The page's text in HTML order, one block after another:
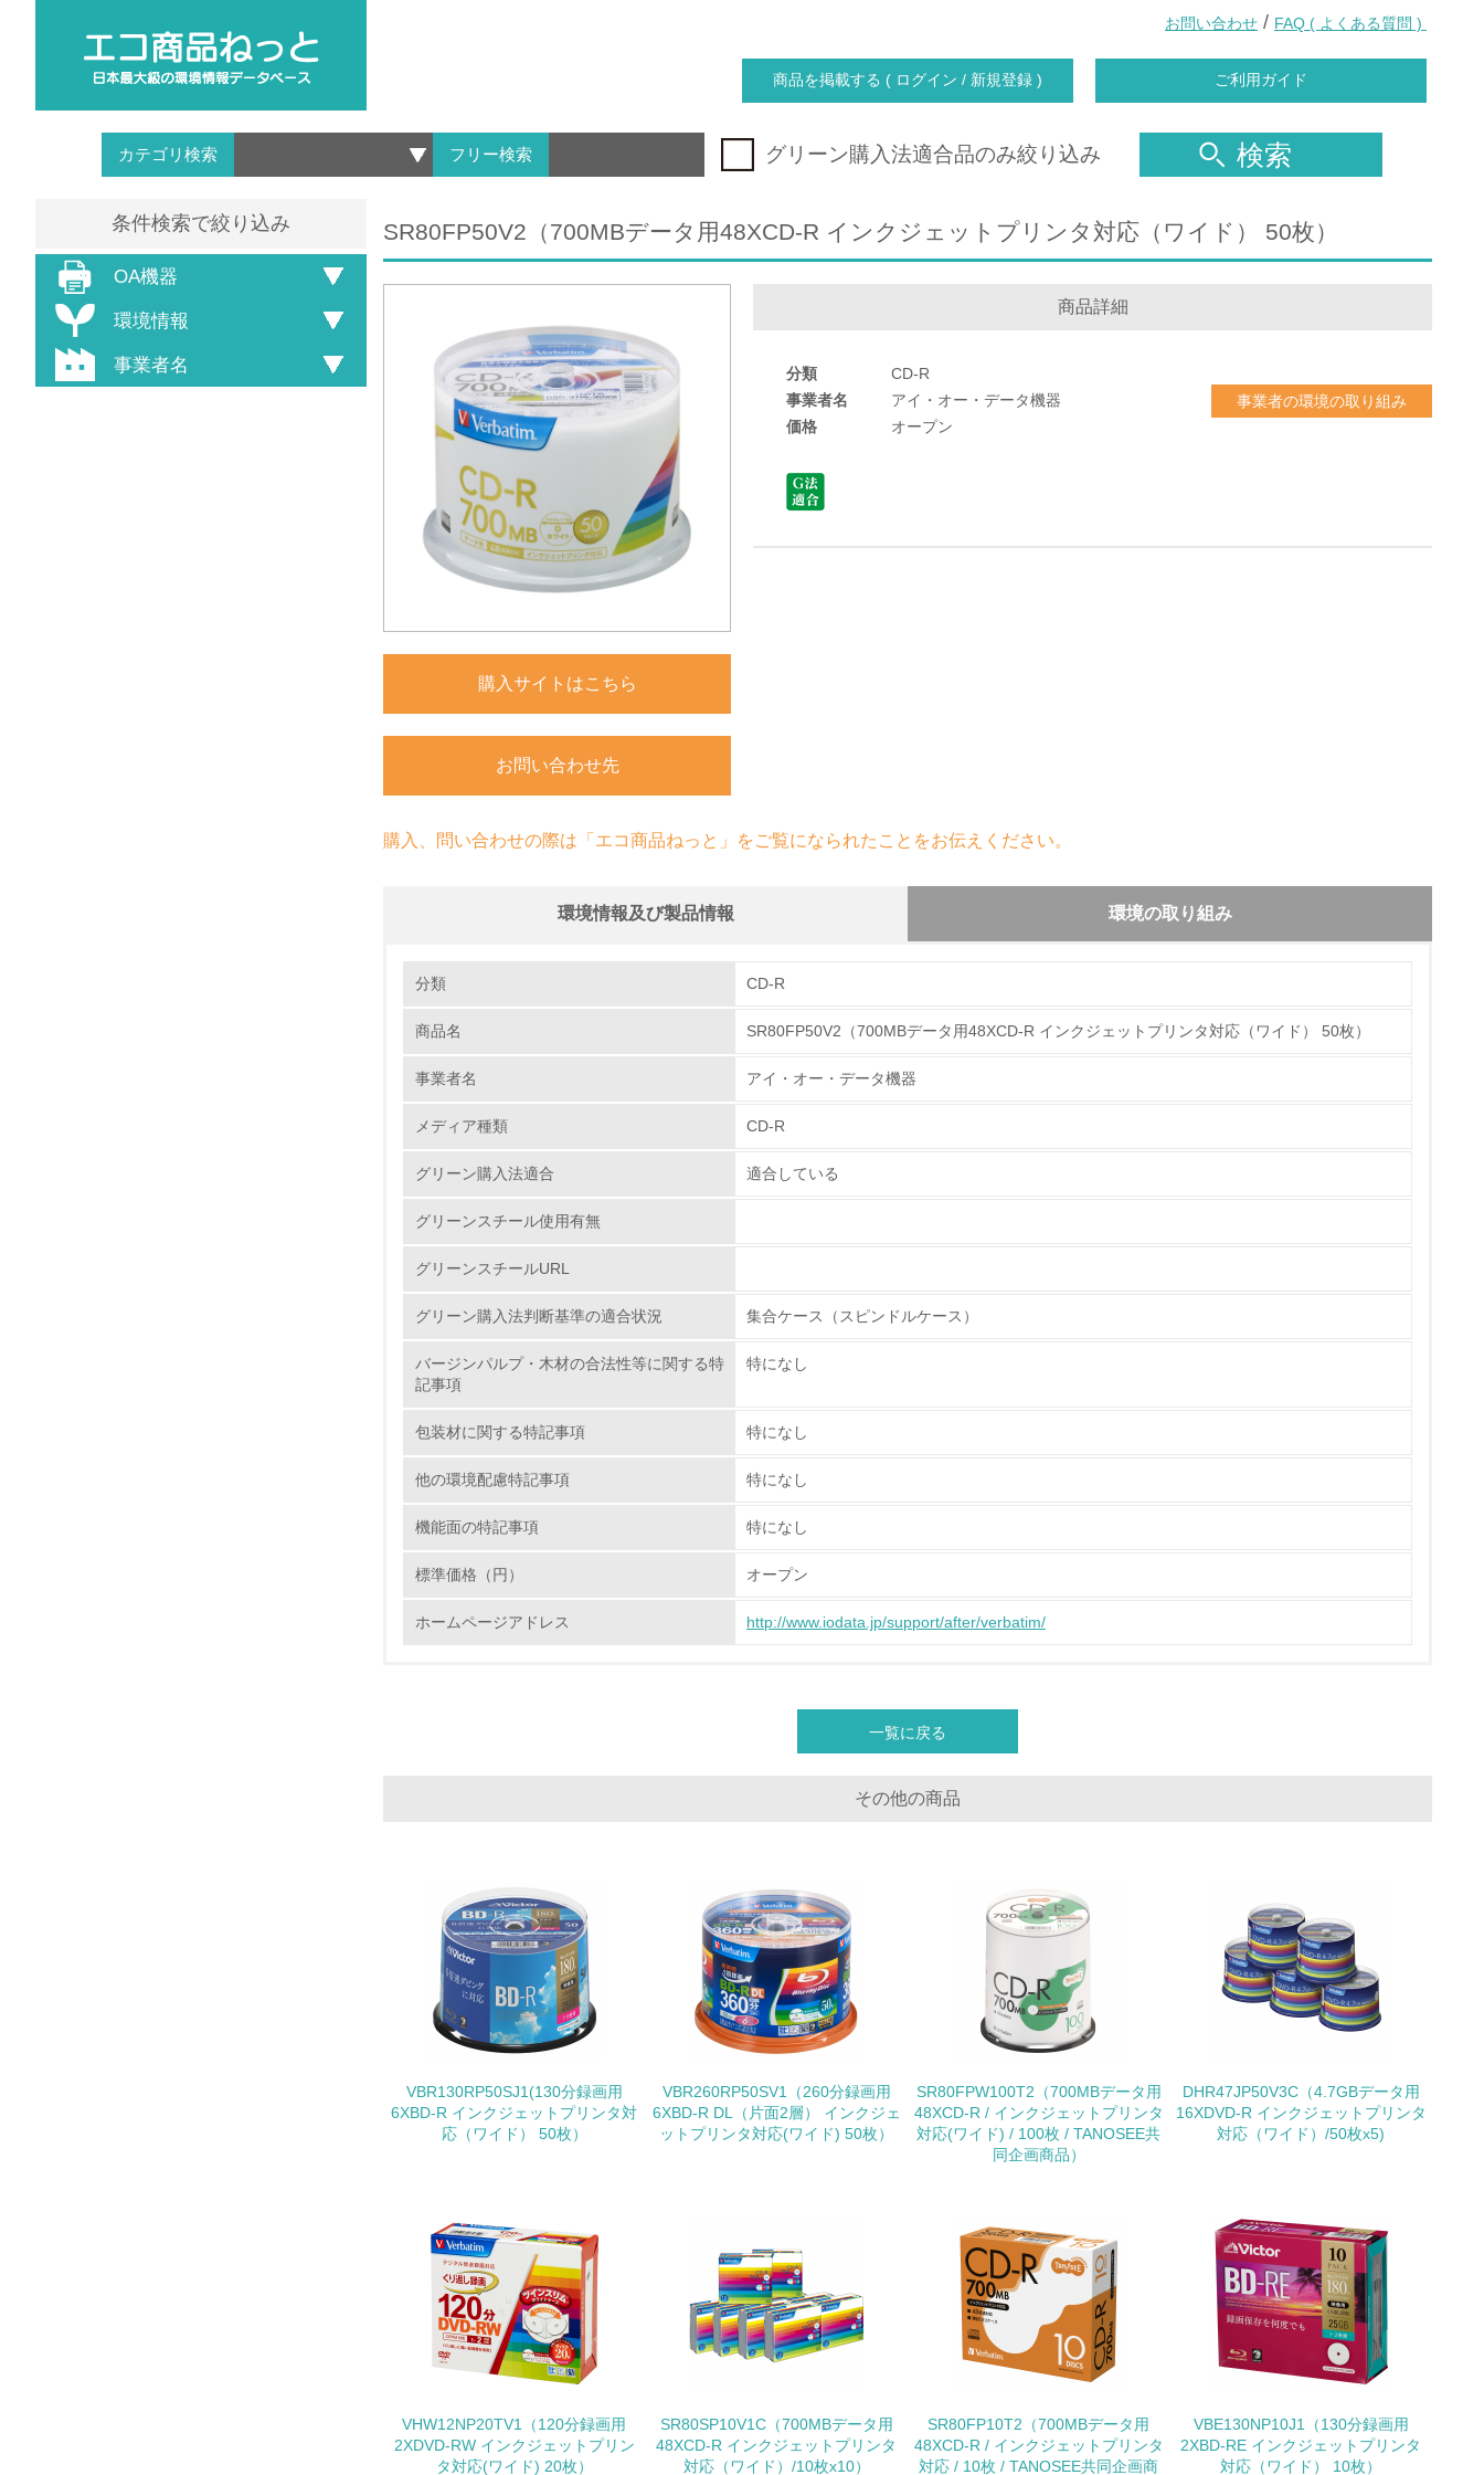
お問い合わせ / FAQ ( よくある質問 )
商品を掲載する ( ログイン / 新規登録 ) ご利用ガイド
カテゴリ検索 フリー検索 グリーン購入法適合品のみ絞り込み 検索
条件検索で絞り込み
OA機器
環境情報
事業者名
SR80FP50V2（700MBデータ用48XCD-R インクジェットプリンタ対応（ワイド） 50枚）
購入サイトはこちら
お問い合わせ先
商品詳細
分類
CD-R
事業者名
アイ・オー・データ機器
価格
オープン
事業者の環境の取り組み
購入、問い合わせの際は「エコ商品ねっと」をご覧になられたことをお伝えください。
環境情報及び製品情報 環境の取り組み
1.環境取り組み体制
No. チェック項目
8. 第三者認証を取得している
チェック項目
資源・エネルギー
10. <L2> 資源とエネルギーの使用量の把握をし、具体的な削減目標や計画を立てている
環境配慮型製品・サービスの製造・販売
11. <L1> 環境配慮型製品・サービスの製造・販売を積極的に行っている
グリーン購入
14. <L2> 購入している製品・サービスの量と種類を把握し、具体的な目標や計画を立てている
非該当（包装・物流を必要とする業務を行っていない）
16. <L2> 環境負荷ができるだけ小さい物流を行っている
分類 CD-R
商品名 SR80FP50V2（700MBデータ用48XCD-R インクジェットプリンタ対応（ワイド） 50枚）
事業者名 アイ・オー・データ機器
メディア種類 CD-R
グリーン購入法適合 適合している
グリーンスチール使用有無
グリーンスチールURL
グリーン購入法判断基準の適合状況 集合ケース（スピンドルケース）
バージンパルプ・木材の合法性等に関する特
記事項
特になし
包装材に関する特記事項 特になし
他の環境配慮特記事項 特になし
機能面の特記事項 特になし
標準価格（円） オープン
ホームページアドレス http://www.iodata.jp/support/after/verbatim/
一覧に戻る
その他の商品
VBR130RP50SJ1(130分録画用
6XBD-R インクジェットプリンタ対
応（ワイド） 50枚）
VBR260RP50SV1（260分録画用
6XBD-R DL（片面2層） インクジェ
ットプリンタ対応(ワイド) 50枚）
SR80FPW100T2（700MBデータ用
48XCD-R / インクジェットプリンタ
対応(ワイド) / 100枚 / TANOSEE共
同企画商品）
DHR47JP50V3C（4.7GBデータ用
16XDVD-R インクジェットプリンタ
対応（ワイド）/50枚x5)
VHW12NP20TV1（120分録画用
2XDVD-RW インクジェットプリン
タ対応(ワイド) 20枚）
SR80SP10V1C（700MBデータ用
48XCD-R インクジェットプリンタ
対応（ワイド）/10枚x10）
SR80FP10T2（700MBデータ用
48XCD-R / インクジェットプリンタ
対応 / 10枚 / TANOSEE共同企画商
VBE130NP10J1（130分録画用
2XBD-RE インクジェットプリンタ
対応（ワイド） 10枚）